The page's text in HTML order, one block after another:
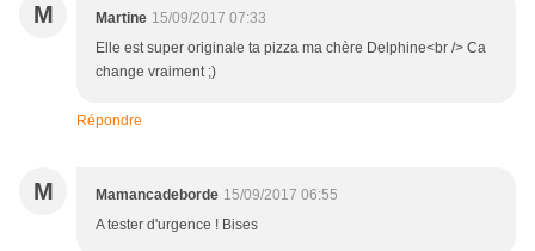
M Martine 15/09/2017 07:33
Elle est super originale ta pizza ma chère Delphine<br /> Ca
change vraiment ;)
Répondre
M Mamancadeborde 15/09/2017 06:55
A tester d'urgence ! Bises